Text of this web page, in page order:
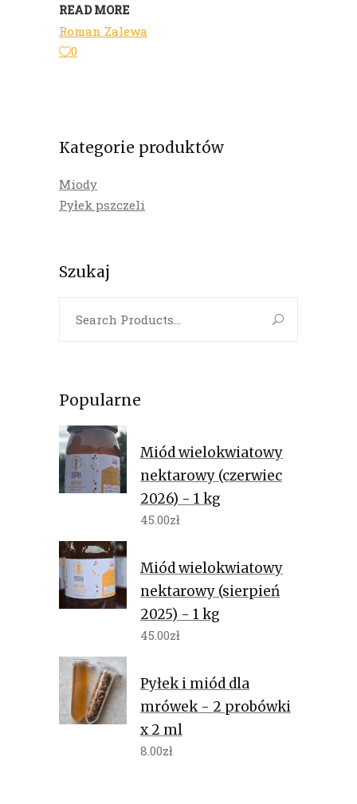
READ MORE
Roman Zalewa
0
Kategorie produktów
Miody
Pyłek pszczeli
Szukaj
for:
Popularne
Miód wielokwiatowy
nektarowy (czerwiec
2026) - 1 kg
45.00zł
Miód wielokwiatowy
nektarowy (sierpień
2025) - 1 kg
45.00zł
Pyłek i miód dla
mrówek - 2 probówki
x 2 ml
8.00zł